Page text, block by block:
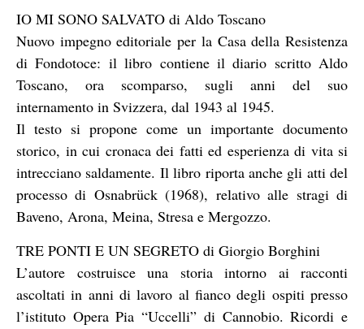
IO MI SONO SALVATO di Aldo Toscano
Nuovo impegno editoriale per la Casa della Resistenza
di Fondotoce: il libro contiene il diario scritto Aldo
Toscano, ora scomparso, sugli anni del suo
internamento in Svizzera, dal 1943 al 1945.
Il testo si propone come un importante documento
storico, in cui cronaca dei fatti ed esperienza di vita si
intrecciano saldamente. Il libro riporta anche gli atti del
processo di Osnabrück (1968), relativo alle stragi di
Baveno, Arona, Meina, Stresa e Mergozzo.
TRE PONTI E UN SEGRETO di Giorgio Borghini
L’autore costruisce una storia intorno ai racconti
ascoltati in anni di lavoro al fianco degli ospiti presso
l’istituto Opera Pia “Uccelli” di Cannobio. Ricordi e